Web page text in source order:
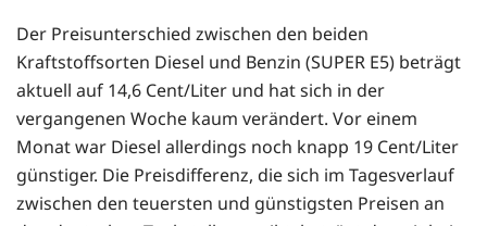
Der Preisunterschied zwischen den beiden
Kraftstoffsorten Diesel und Benzin (SUPER E5) beträgt
aktuell auf 14,6 Cent/Liter und hat sich in der
vergangenen Woche kaum verändert. Vor einem
Monat war Diesel allerdings noch knapp 19 Cent/Liter
günstiger. Die Preisdifferenz, die sich im Tagesverlauf
zwischen den teuersten und günstigsten Preisen an